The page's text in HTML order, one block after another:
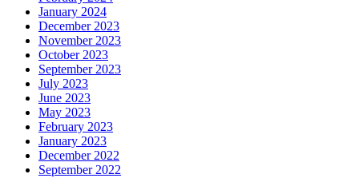
January 2024
December 2023
November 2023
October 2023
September 2023
July 2023
June 2023
May 2023
February 2023
January 2023
December 2022
September 2022